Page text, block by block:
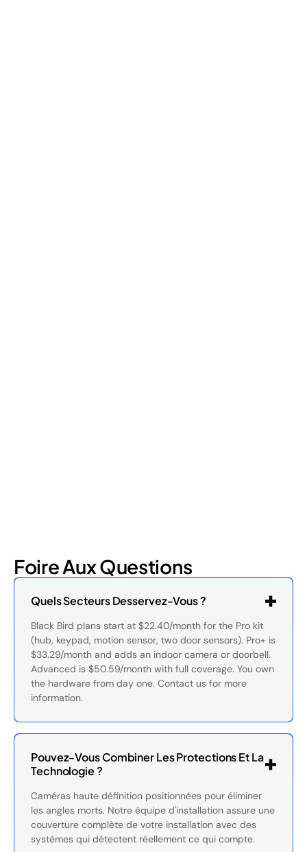
Foire Aux Questions
Quels Secteurs Desservez-Vous ?
Black Bird plans start at $22.40/month for the Pro kit
(hub, keypad, motion sensor, two door sensors). Pro+ is
$33.29/month and adds an indoor camera or doorbell.
Advanced is $50.59/month with full coverage. You own
the hardware from day one. Contact us for more
information.
Pouvez-Vous Combiner Les Protections Et La
Technologie ?
Caméras haute définition positionnées pour éliminer
les angles morts. Notre équipe d'installation assure une
couverture complète de votre installation avec des
systèmes qui détectent réellement ce qui compte.